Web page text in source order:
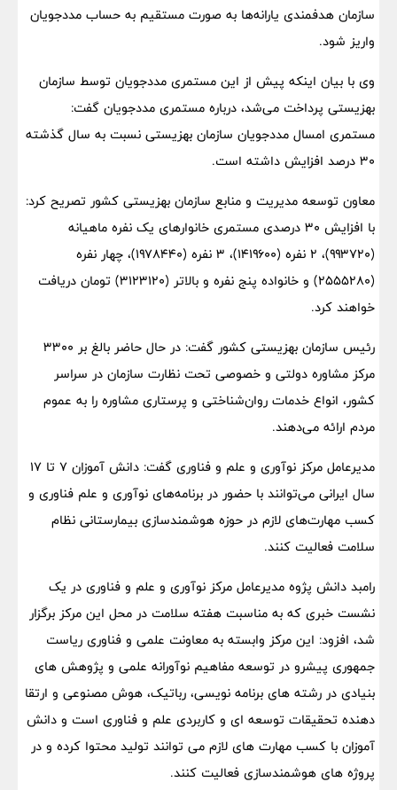
سازمان هدفمندی یارانه‌ها به صورت مستقیم به حساب مددجویان
واریز شود.
وی با بیان اینکه پیش از این مستمری مددجویان توسط سازمان
بهزیستی پرداخت می‌شد، درباره مستمری مددجویان گفت:
مستمری امسال مددجویان سازمان بهزیستی نسبت به سال گذشته
۳۰ درصد افزایش داشته است.
معاون توسعه مدیریت و منابع سازمان بهزیستی کشور تصریح کرد:
با افزایش ۳۰ درصدی مستمری خانوارهای یک نفره ماهیانه
(۹۹۳۷۲۰)، ۲ نفره (۱۴۱۹۶۰۰)، ۳ نفره (۱۹۷۸۴۴۰)، چهار نفره
(۲۵۵۵۲۸۰) و خانواده پنج نفره و بالاتر (۳۱۲۳۱۲۰) تومان دریافت
خواهند کرد.
رئیس سازمان بهزیستی کشور گفت: در حال حاضر بالغ بر ۳۳۰۰
مرکز مشاوره دولتی و خصوصی تحت نظارت سازمان در سراسر
کشور، انواع خدمات روان‌شناختی و پرستاری مشاوره را به عموم
مردم ارائه می‌دهند.
مدیرعامل مرکز نوآوری و علم و فناوری گفت: دانش آموزان ۷ تا ۱۷
سال ایرانی می‌توانند با حضور در برنامه‌های نوآوری و علم فناوری و
کسب مهارت‌های لازم در حوزه هوشمندسازی بیمارستانی نظام
سلامت فعالیت کنند.
رامبد دانش پژوه مدیرعامل مرکز نوآوری و علم و فناوری در یک
نشست خبری که به مناسبت هفته سلامت در محل این مرکز برگزار
شد، افزود: این مرکز وابسته به معاونت علمی و فناوری ریاست
جمهوری پیشرو در توسعه مفاهیم نوآورانه علمی و پژوهش های
بنیادی در رشته های برنامه نویسی، رباتیک، هوش مصنوعی و ارتقا
دهنده تحقیقات توسعه ای و کاربردی علم و فناوری است و دانش
آموزان با کسب مهارت های لازم می توانند تولید محتوا کرده و در
پروژه های هوشمندسازی فعالیت کنند.